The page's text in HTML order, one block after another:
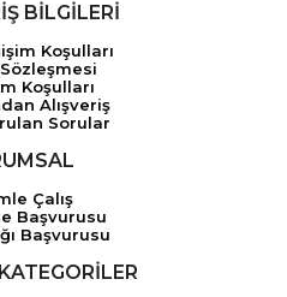
BİLGİLERİ
Koşulları
Koşulları
Alışveriş
Sorular
Çalış
Başvurusu
Başvurusu